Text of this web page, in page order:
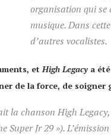
organisation qui se
musique. Dans
d’autres vocalistes.
etHigh Legacy a
de la force, de soigner
la chanson High Legacy,
Super Jr 29 »).